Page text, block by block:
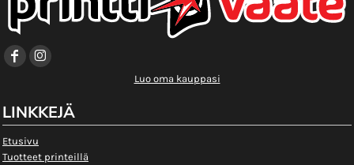
Luo oma kauppasi
LINKKEJÄ
Etusivu
Tuotteet printeillä